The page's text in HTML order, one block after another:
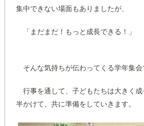
集中できない場面もありましたが、
「まだまだ！もっと成長できる！」
そんな気持ちが伝わってくる学年集会
行事を通して、子どもたちは大きく成
半かけて、共に準備をしていきます。